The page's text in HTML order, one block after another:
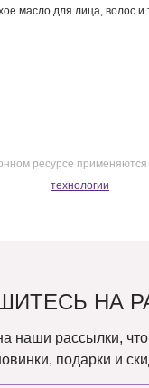
масло для лица, волос и
ресурсе применяются
технологии
НА
наши рассылки,
подарки и